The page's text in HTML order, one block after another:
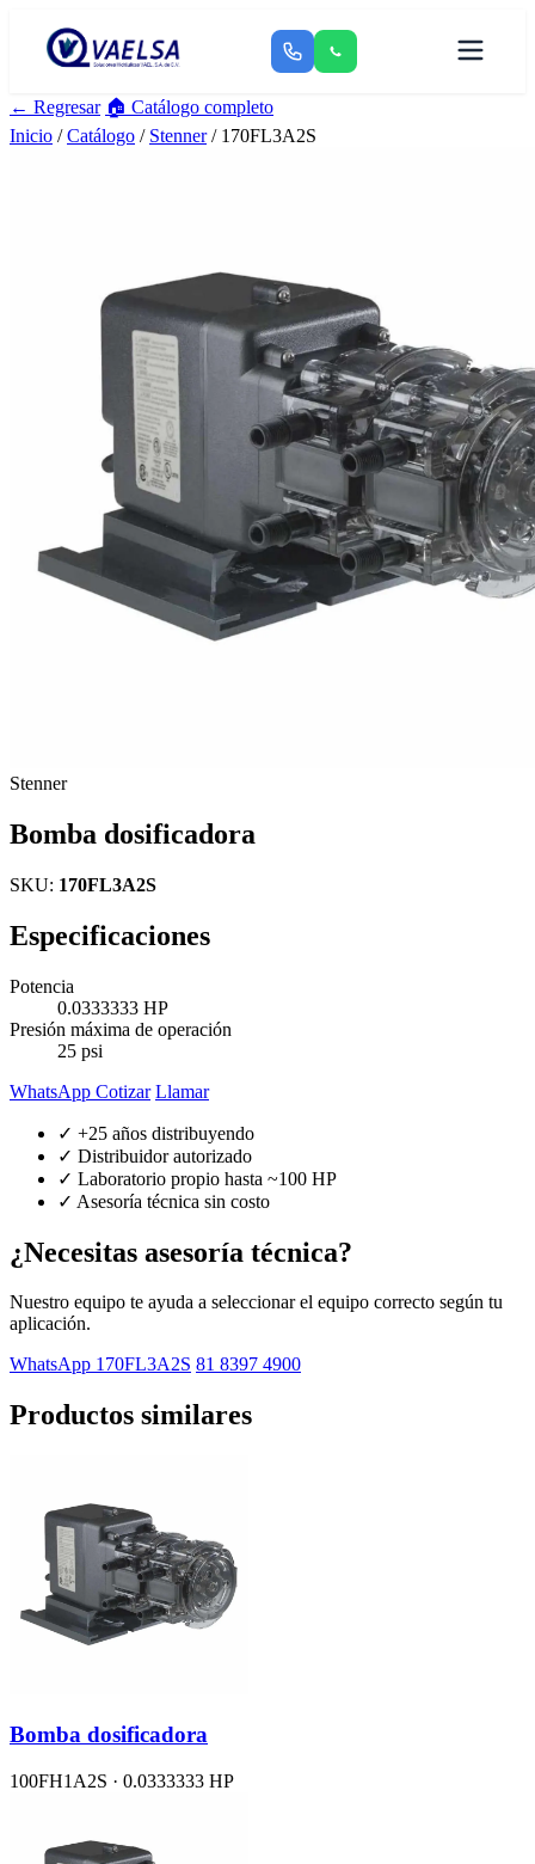
← Regresar 🏠 Catálogo completo
Inicio /Catálogo / Stenner/ 170FL3A2S
Stenner
Bomba dosificadora
SKU: 170FL3A2S
Especificaciones
Potencia
0.0333333 HP
Presión máxima de operación
25 psi
WhatsApp Cotizar Llamar
✓ +25 años distribuyendo
✓ Distribuidor autorizado
✓ Laboratorio propio hasta ~100 HP
✓ Asesoría técnica sin costo
¿Necesitas asesoría técnica?
Nuestro equipo te ayuda a seleccionar el equipo correcto según tu
aplicación.
WhatsApp 170FL3A2S 81 8397 4900
Productos similares
Bomba dosificadora
100FH1A2S · 0.0333333 HP